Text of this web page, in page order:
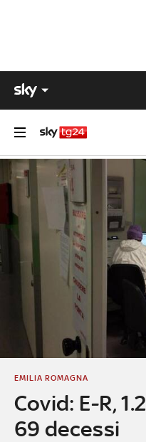
Covid: E-R,
69 decessi
EMILIA ROMAGNA